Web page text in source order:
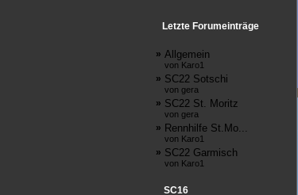
Letzte Forumeinträge
» Allgemein
von Karo1
» SC22 Sotschi
von gera
» SC22 St. Moritz
von gera
» Rennhilfe St.Mo...
von Karo1
» SC22 Garmisch
von Karo1
SC16